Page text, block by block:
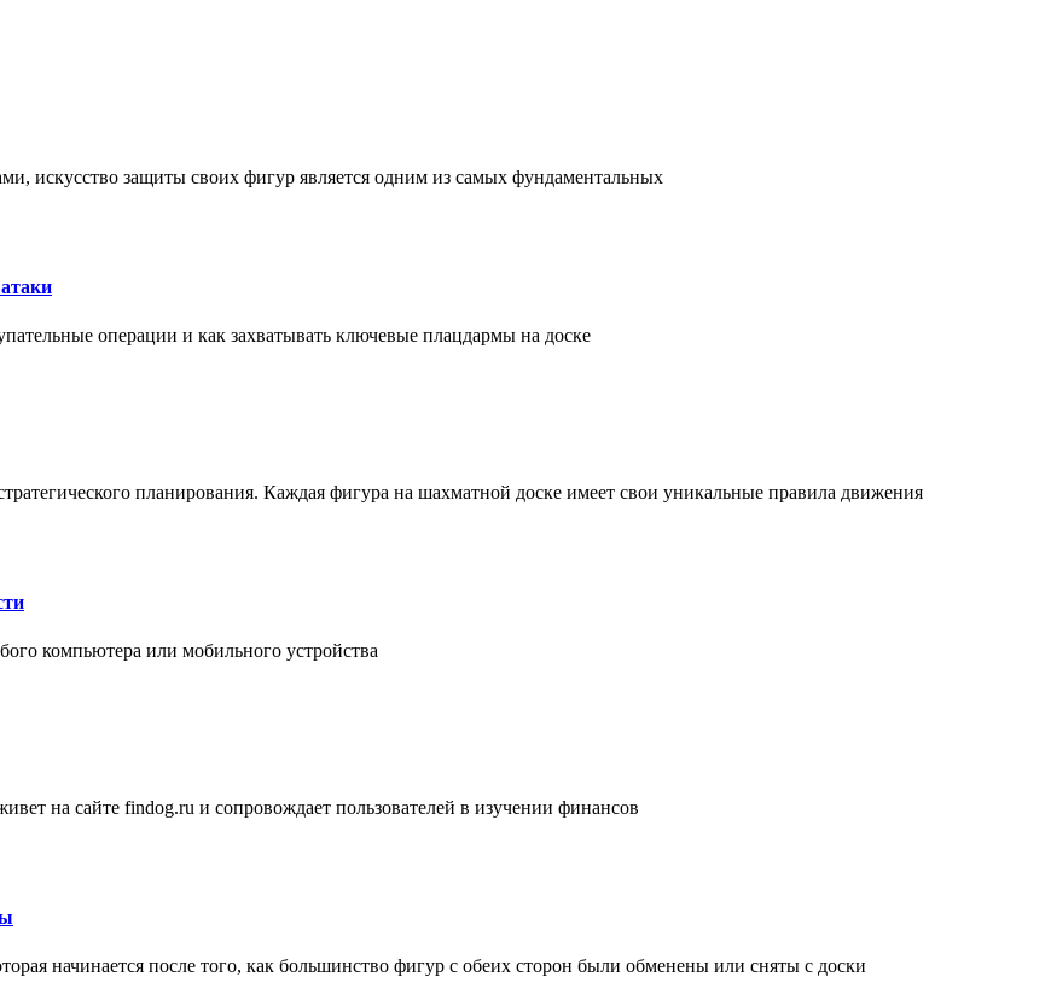
искусство защиты своих фигур является одним из самых фундаментальных
операции и как захватывать ключевые плацдармы на доске
планирования. Каждая фигура на шахматной доске имеет свои уникальные правила движения
компьютера или мобильного устройства
на сайте findog.ru и сопровождает пользователей в изучении финансов
начинается после того, как большинство фигур с обеих сторон были обменены или сняты с доски